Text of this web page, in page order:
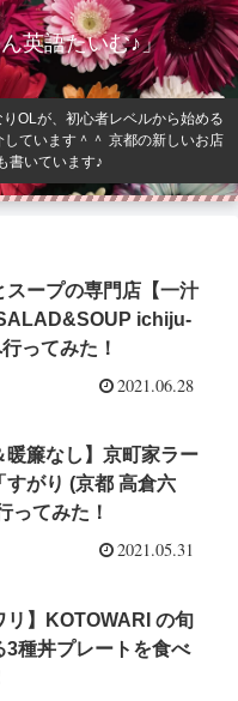
英語たいむ♪」
OLが、初心者レベルから始める
ています＾＾ 京都の新しいお店
書いています♪
スープの専門店【一汁
ichiju-
ってみた！
2021.06.28
暖簾なし】京町家ラー
すがり (京都 高倉六
ってみた！
2021.05.31
リ】KOTOWARI の旬
3種丼プレートを食べ